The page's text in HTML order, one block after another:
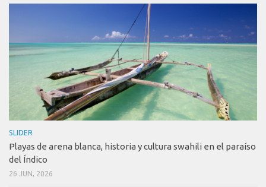
SLIDER
Playas de arena blanca, historia y cultura swahili en el paraíso
del Índico
26 JUN, 2026